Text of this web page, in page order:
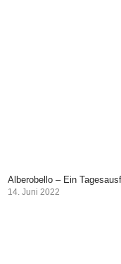
Alberobello – Ein
14. Juni 2022